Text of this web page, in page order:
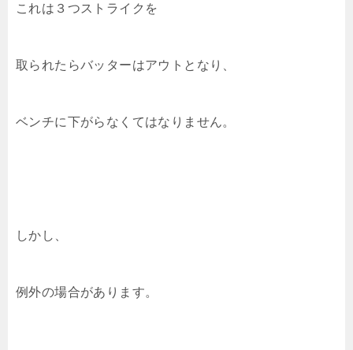
これは３つストライクを
取られたらバッターはアウトとなり、
ベンチに下がらなくてはなりません。
しかし、
例外の場合があります。